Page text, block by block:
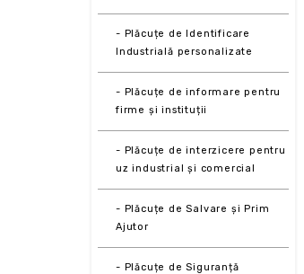
- Plăcuțe de Identificare
Industrială personalizate
- Plăcuțe de informare pentru
firme și instituții
- Plăcuțe de interzicere pentru
uz industrial și comercial
- Plăcuțe de Salvare și Prim
Ajutor
- Plăcuțe de Siguranță